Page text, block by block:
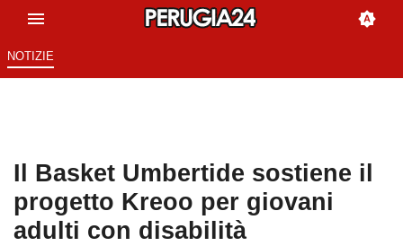
NOTIZIE
Il Basket Umbertide sostiene il
progetto Kreoo per giovani
adulti con disabilità